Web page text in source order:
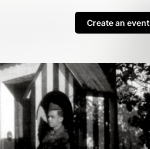
Create an event